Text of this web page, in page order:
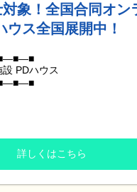
もご相談いただけます。
複数名での参加となります。
接も可能です。
ボタンから
さい‼️
確認ください！
施設が確認できます。
象！全国合同オン
ウス全国展開中！
設 PDハウス
た説明会！
子どもがいても
った
詳しくはこちら